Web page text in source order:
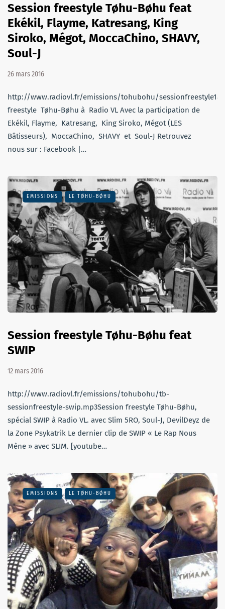
Session freestyle Tøhu-Bøhu feat
Ekékil, Flayme, Katresang, King
Siroko, Mégot, MoccaChino, SHAVY,
Soul-J
26 mars 2016
http://www.radiovl.fr/emissions/tohubohu/
freestyle Tøhu-Bøhu à Radio VL Avec la participation de
Ekékil, Flayme, Katresang, King Siroko, Mégot (LES
Bâtisseurs), MoccaChino, SHAVY et Soul-J Retrouvez
nous sur : Facebook |…
EMISSIONS LE TØHU-BØHU
Session freestyle Tøhu-Bøhu feat
SWIP
12 mars 2016
http://www.radiovl.fr/emissions/tohubohu/tb-
sessionfreestyle-swip.mp3Session freestyle Tøhu-Bøhu,
spécial SWIP à Radio VL. avec Slim 5RO, Soul-J, DevilDeyz de
la Zone Psykatrik Le dernier clip de SWIP « Le Rap Nous
Mène » avec SLIM. [youtube…
EMISSIONS LE TØHU-BØHU